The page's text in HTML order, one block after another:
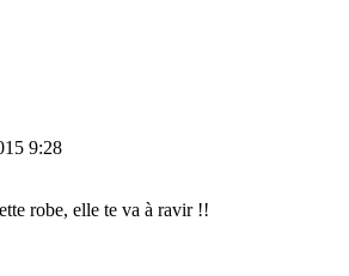
9:28
robe, elle te va à ravir !!